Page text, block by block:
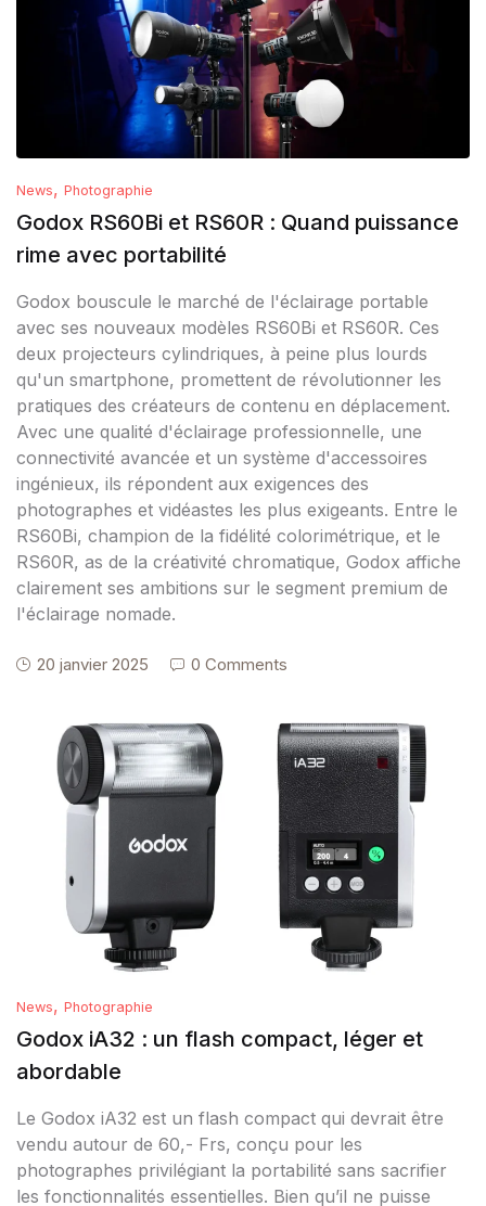
News, Photographie
Godox RS60Bi et RS60R : Quand puissance
rime avec portabilité
Godox bouscule le marché de l'éclairage portable
avec ses nouveaux modèles RS60Bi et RS60R. Ces
deux projecteurs cylindriques, à peine plus lourds
qu'un smartphone, promettent de révolutionner les
pratiques des créateurs de contenu en déplacement.
Avec une qualité d'éclairage professionnelle, une
connectivité avancée et un système d'accessoires
ingénieux, ils répondent aux exigences des
photographes et vidéastes les plus exigeants. Entre le
RS60Bi, champion de la fidélité colorimétrique, et le
RS60R, as de la créativité chromatique, Godox affiche
clairement ses ambitions sur le segment premium de
l'éclairage nomade.
20 janvier 2025 0 Comments
News, Photographie
Godox iA32 : un flash compact, léger et
abordable
Le Godox iA32 est un flash compact qui devrait être
vendu autour de 60,- Frs, conçu pour les
photographes privilégiant la portabilité sans sacrifier
les fonctionnalités essentielles. Bien qu’il ne puisse